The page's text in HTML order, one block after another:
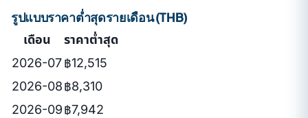
รูปแบบราคาต่ำสุดรายเดือน (THB)
เดือน
ราคาต่ำสุด
2026-07฿12,515
2026-08฿8,310
2026-09฿7,942